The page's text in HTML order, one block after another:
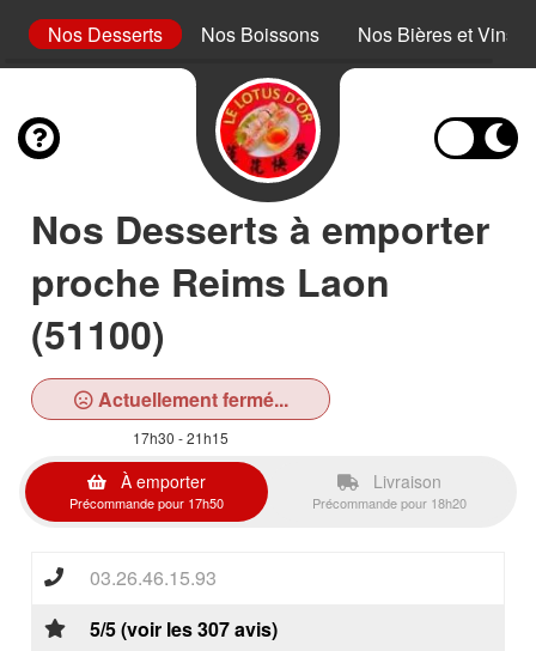
Nos Desserts Nos Boissons Nos Bières et Vins
Nos Desserts à emporter
proche Reims Laon
(51100)
Actuellement fermé...
17h30 - 21h15
À emporter
Précommande pour 17h50
Livraison
Précommande pour 18h20
03.26.46.15.93
5/5 (voir les 307 avis)